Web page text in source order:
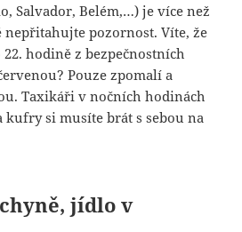
Salvador, Belém,…) je více než
nepřitahujte pozornost. Víte, že
hodině z bezpečnostních
Pouze zpomalí a
Taxikáři v nočních hodinách
kufry si musíte brát s sebou na
jídlo v